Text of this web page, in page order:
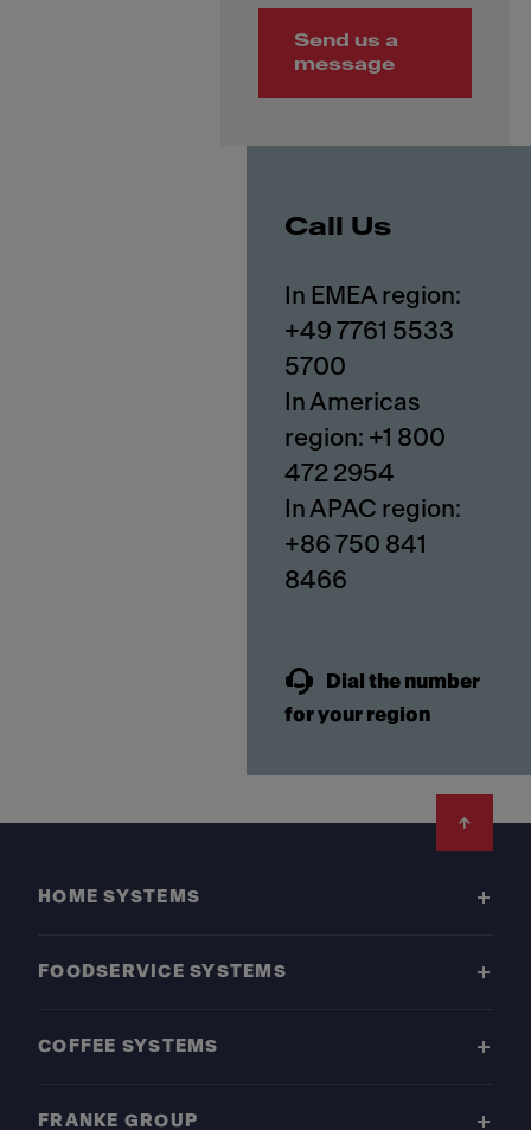
Send us a
message
Call Us
In EMEA region:
+49 7761 5533
5700
In Americas
region: +1 800
472 2954
In APAC region:
+86 750 841
8466
Dial the number
for your region
HOME SYSTEMS
FOODSERVICE SYSTEMS
COFFEE SYSTEMS
FRANKE GROUP